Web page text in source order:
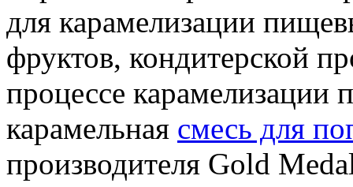
для карамелизации
фруктов, кондитерской
процессе карамелизации
карамельная смесь для
производителя Gold